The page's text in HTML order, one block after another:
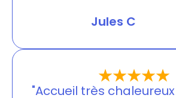
Jules C
"Accueil très